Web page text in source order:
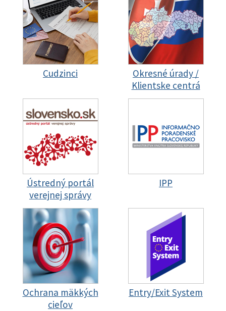
Cudzinci
Okresné úrady /
Klientske centrá
Ústredný portál
verejnej správy
IPP
Ochrana mäkkých
cieľov
Entry/Exit System